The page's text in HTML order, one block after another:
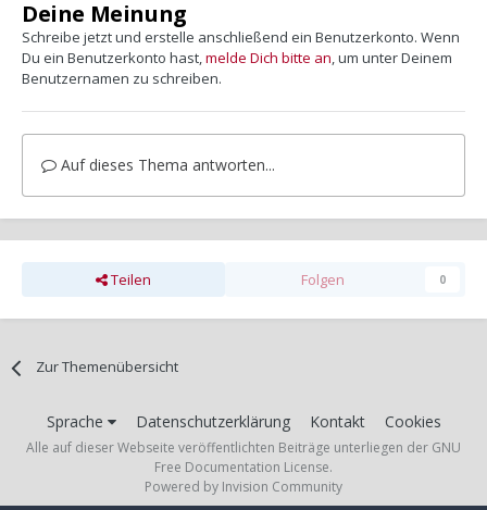
Deine Meinung
Schreibe jetzt und erstelle anschließend ein Benutzerkonto. Wenn
Du ein Benutzerkonto hast,melde Dich bitte an, um unter Deinem
Benutzernamen zu schreiben.
Auf dieses Thema antworten...
Teilen Folgen 0
Zur Themenübersicht
Sprache Datenschutzerklärung Kontakt Cookies
Alle auf dieser Webseite veröffentlichten Beiträge unterliegen der GNU
Free Documentation License.
Powered by Invision Community